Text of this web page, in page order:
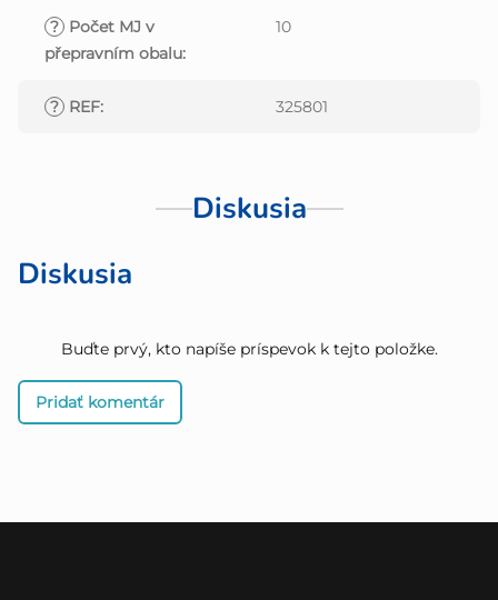
? Počet MJ v
přepravním obalu:
10
? REF: 325801
Diskusia
Diskusia
Buďte prvý, kto napíše príspevok k tejto položke.
Pridať komentár